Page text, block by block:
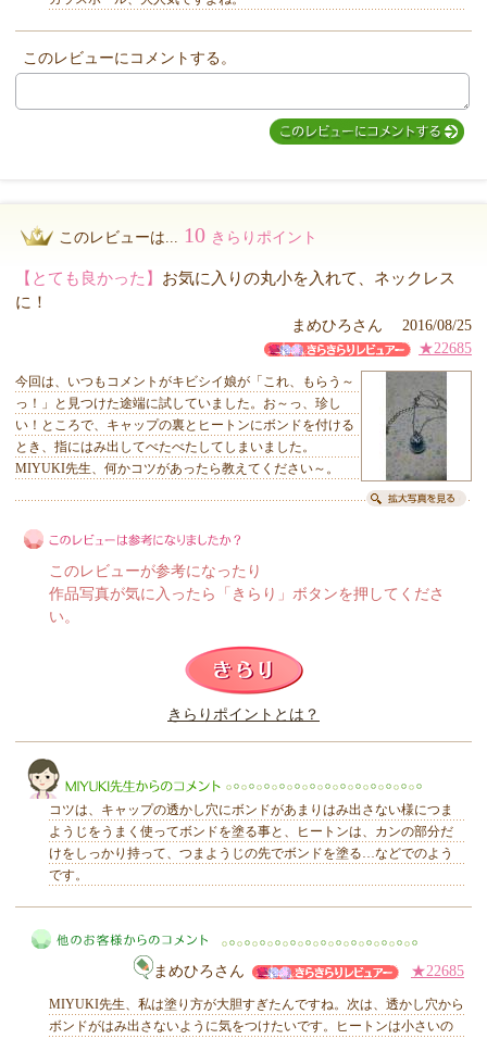
MIYUKI先生からのコメント
このレビューにコメントする。
このレビューは... 10 きらりポイント
【とても良かった】 お気に入りの丸小を入れて、ネックレス
に！
まめひろさん 2016/08/25
★22685
今回は、いつもコメントがキビシイ娘が「これ、もらう～
っ！」と見つけた途端に試していました。お～っ、珍し
い！ところで、キャップの裏とヒートンにボンドを付ける
とき、指にはみ出してべたべたしてしまいました。
MIYUKI先生、何かコツがあったら教えてください～。
このレビューは参考になりましたか？
このレビューが参考になったり
作品写真が気に入ったら「きらり」ボタンを押してくださ
い。
きらりポイントとは？
コツは、キャップの透かし穴にボンドがあまりはみ出さない様につま
ようじをうまく使ってボンドを塗る事と、ヒートンは、カンの部分だ
けをしっかり持って、つまようじの先でボンドを塗る…などでのよう
です。
まめひろさん ★22685
MIYUKI先生、私は塗り方が大胆すぎたんですね。次は、透かし穴から
ボンドがはみ出さないように気をつけたいです。ヒートンは小さいの